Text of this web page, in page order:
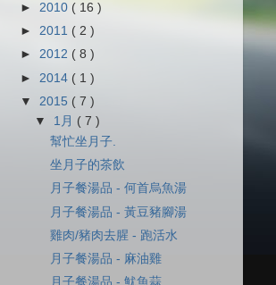
► 2010 ( 16 )
► 2011 ( 2 )
► 2012 ( 8 )
► 2014 ( 1 )
▼ 2015 ( 7 )
▼ 1月 ( 7 )
幫忙坐月子.
坐月子的茶飲
月子餐湯品 - 何首烏魚湯
月子餐湯品 - 黃豆豬腳湯
雞肉/豬肉去腥 - 跑活水
月子餐湯品 - 麻油雞
月子餐湯品 - 魷魚蒜